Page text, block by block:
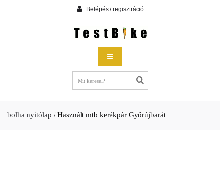
Belépés / regisztráció
bolha nyitólap / Használt mtb kerékpár Győrújbarát